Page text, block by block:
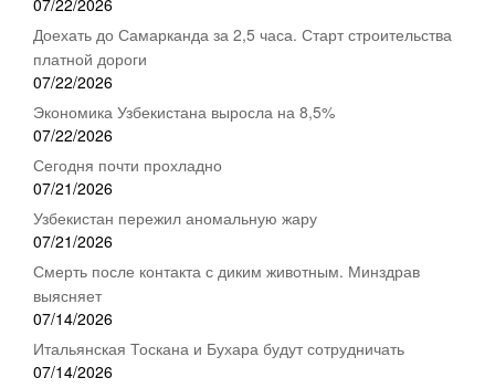
Доехать до Самарканда за 2,5 часа. Старт строительства
платной дороги
07/22/2026
Экономика Узбекистана выросла на 8,5%
07/22/2026
Сегодня почти прохладно
07/21/2026
Узбекистан пережил аномальную жару
07/21/2026
Смерть после контакта с диким животным. Минздрав
выясняет
07/14/2026
Итальянская Тоскана и Бухара будут сотрудничать
07/14/2026